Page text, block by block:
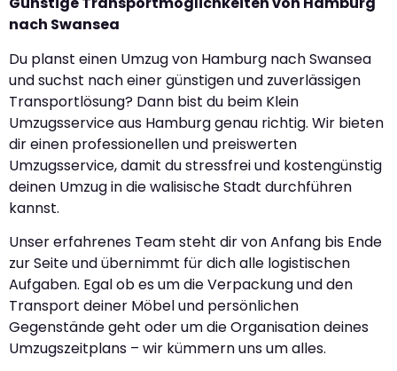
nach Swansea
Du planst einen Umzug von Hamburg nach Swansea
und suchst nach einer günstigen und zuverlässigen
Transportlösung? Dann bist du beim Klein
Umzugsservice aus Hamburg genau richtig. Wir bieten
dir einen professionellen und preiswerten
Umzugsservice, damit du stressfrei und kostengünstig
deinen Umzug in die walisische Stadt durchführen
kannst.
Unser erfahrenes Team steht dir von Anfang bis Ende
zur Seite und übernimmt für dich alle logistischen
Aufgaben. Egal ob es um die Verpackung und den
Transport deiner Möbel und persönlichen
Gegenstände geht oder um die Organisation deines
Umzugszeitplans – wir kümmern uns um alles.